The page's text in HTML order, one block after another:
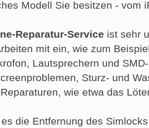
Modell Sie besitzen - vom
Reparatur-Service ist sehr
mit ein, wie zum
Lautsprechern und
Sturz- und
wie etwa das
die Entfernung des